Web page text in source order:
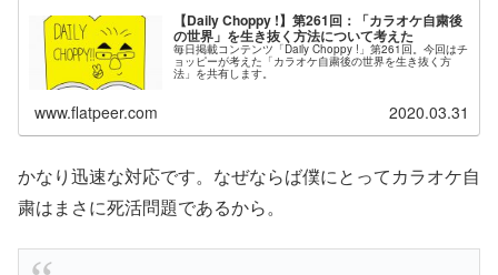
【Daily Choppy !】第261回：「カラオケ自粛後
の世界」を生き抜く方法について考えた
毎日掲載コンテンツ「Daily Choppy !」第261回。今回はチ
ョッピーが考えた「カラオケ自粛後の世界を生き抜く方
法」を共有します。
www.flatpeer.com 2020.03.31
かなり迅速な対応です。なぜならば僕にとってカラオケ自
粛はまさに死活問題であるから。